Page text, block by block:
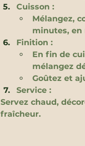
Cuisson :
Mélangez,
minutes,
Finition :
En fin de
mélangez
Goûtez et
Service :
Servez chaud,
fraîcheur.